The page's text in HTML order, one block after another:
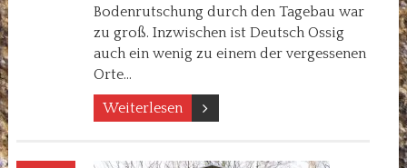
Bodenrutschung durch den Tagebau war
zu groß. Inzwischen ist Deutsch Ossig
auch ein wenig zu einem der vergessenen
Orte…
Weiterlesen